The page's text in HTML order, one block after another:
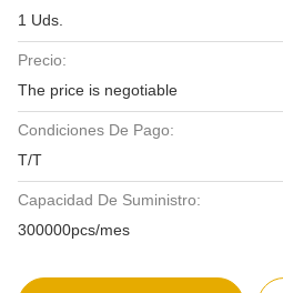
1 Uds.
Precio:
The price is negotiable
Condiciones De Pago:
T/T
Capacidad De Suministro:
300000pcs/mes